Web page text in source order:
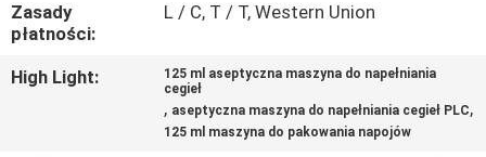
Z
NAMI
AKTUALNOŚCI
Zasady
płatności:
L / C, T / T, Western Union
High Light:
125 ml aseptyczna maszyna do napełniania
cegieł
, aseptyczna maszyna do napełniania cegieł PLC,
125 ml maszyna do pakowania napojów